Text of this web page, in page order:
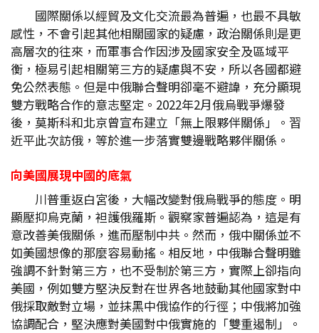
國際關係以經貿及文化交流最為普遍，也最不具敏
感性，不會引起其他相關國家的疑慮，政治關係則是更
高層次的往來，而軍事合作因涉及國家安全及區域平
衡，極易引起相關第三方的疑慮與不安，所以各國都避
免公然表態。但是中俄聯合聲明卻毫不避諱，充分顯現
雙方戰略合作的意志堅定。2022年2月俄烏戰爭爆發
後，莫斯科和北京曾宣布建立「無上限夥伴關係」。習
近平此次訪俄，等於進一步落實雙邊戰略夥伴關係。
向美國展現中國的底氣
川普重返白宮後，大幅改變對俄烏戰爭的態度。明
顯壓抑烏克蘭，袒護俄羅斯。觀察家普遍認為，這是有
意改善美俄關係，進而壓制中共。然而，俄中關係並不
如美國想像的那麼容易動搖。相反地，中俄聯合聲明雖
強調不針對第三方，也不受制於第三方，實際上卻指向
美國，例如雙方堅決反對在世界各地鼓動其他國家對中
俄採取敵對立場，並抹黑中俄協作的行徑；中俄將加強
協調配合，堅決應對美國對中俄實施的「雙重遏制」。